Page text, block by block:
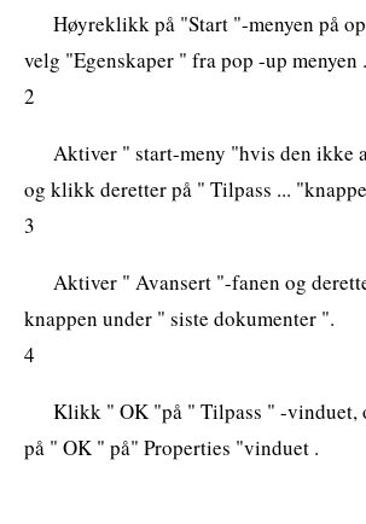
Høyreklikk på "Start "-menyen på
velg "Egenskaper " fra pop -up menyen .
2
Aktiver " start-meny "hvis den ikke
og klikk deretter på " Tilpass ...
3
Aktiver " Avansert "-fanen og
knappen under " siste dokumenter ".
4
Klikk " OK "på " Tilpass " -vinduet,
på " OK " på" Properties "vinduet .